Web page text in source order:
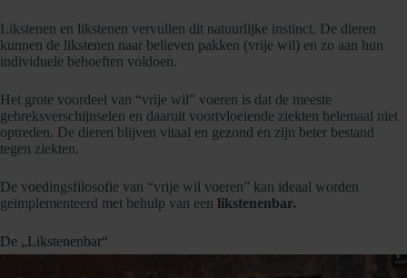
Likstenen en likstenen vervullen dit natuurlijke instinct. De dieren
kunnen de likstenen naar believen pakken (vrije wil) en zo aan hun
individuele behoeften voldoen.
Het grote voordeel van “vrije wil” voeren is dat de meeste
gebreksverschijnselen en daaruit voortvloeiende ziekten helemaal niet
optreden. De dieren blijven vitaal en gezond en zijn beter bestand
tegen ziekten.
De voedingsfilosofie van “vrije wil voeren” kan ideaal worden
geïmplementeerd met behulp van een likstenenbar.
De „Likstenenbar“